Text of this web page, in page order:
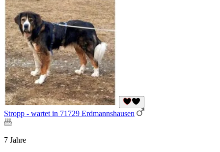
Stropp - wartet in 71729 Erdmannshausen
7 Jahre